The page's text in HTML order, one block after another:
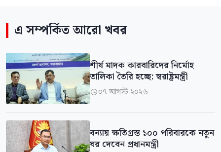
এ সম্পর্কিত আরো খবর
শীর্ষ মাদক কারবারিদের নির্মোহ
তালিকা তৈরি হচ্ছে: স্বরাষ্ট্রমন্ত্রী
০৭ আগস্ট ২০২৬
বন্যায় ক্ষতিগ্রস্ত ১০০ পরিবারকে নতুন
ঘর দেবেন প্রধানমন্ত্রী